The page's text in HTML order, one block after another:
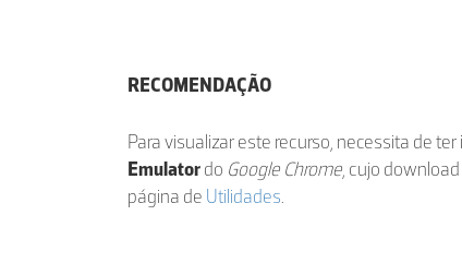
RECOMENDAÇÃO
Para visualizar este recurso, necessita de
Emulatordo Google Chrome, cujo
página de Utilidades.